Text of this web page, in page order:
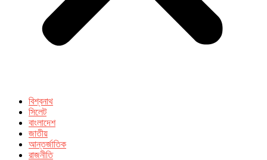
বিশ্বনাথ
সিলেট
বাংলাদেশ
জাতীয়
আন্তর্জাতিক
রাজনীতি